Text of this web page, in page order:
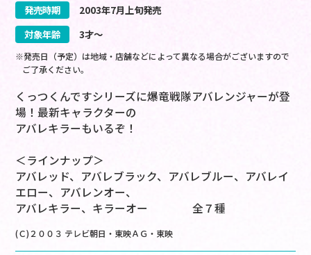
発売時期
2003年7月上旬発売
対象年齢
3才～
※発売日（予定）は地域・店舗などによって異なる場合がございますので
ご了承ください。
くっつくんですシリーズに爆竜戦隊アバレンジャーが登
場！最新キャラクターの
アバレキラーもいるぞ！
＜ラインナップ＞
アバレッド、アバレブラック、アバレブルー、アバレイ
エロー、アバレンオー、
アバレキラー、キラーオー 全７種
(Ｃ)２００３ テレビ朝日・東映ＡＧ・東映